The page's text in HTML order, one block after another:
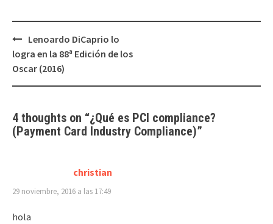
Post
navigation
Lenoardo DiCaprio lo
logra en la 88ª Edición de los
Oscar (2016)
4 thoughts on “¿Qué es PCI compliance?
(Payment Card Industry Compliance)”
christian
29 noviembre, 2016 a las 17:49
hola